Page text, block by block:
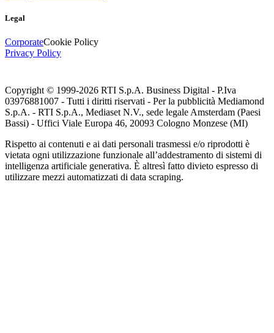
Legal
CorporateCookie Policy
Privacy Policy
Copyright © 1999-2026 RTI S.p.A. Business Digital - P.Iva
03976881007 - Tutti i diritti riservati - Per la pubblicità Mediamond
S.p.A. - RTI S.p.A., Mediaset N.V., sede legale Amsterdam (Paesi
Bassi) - Uffici Viale Europa 46, 20093 Cologno Monzese (MI)
Rispetto ai contenuti e ai dati personali trasmessi e/o riprodotti è
vietata ogni utilizzazione funzionale all’addestramento di sistemi di
intelligenza artificiale generativa. È altresì fatto divieto espresso di
utilizzare mezzi automatizzati di data scraping.